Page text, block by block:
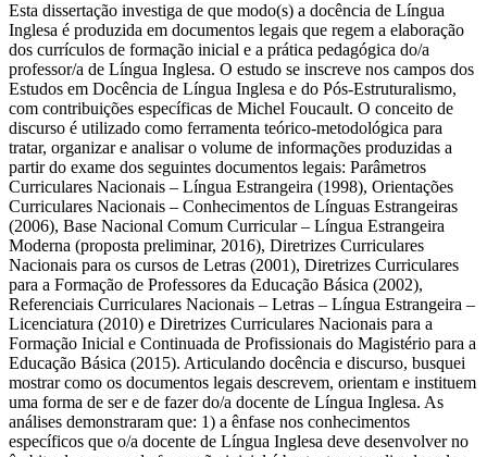
Esta dissertação investiga de que modo(s) a docência de Língua
Inglesa é produzida em documentos legais que regem a elaboração
dos currículos de formação inicial e a prática pedagógica do/a
professor/a de Língua Inglesa. O estudo se inscreve nos campos dos
Estudos em Docência de Língua Inglesa e do Pós-Estruturalismo,
com contribuições específicas de Michel Foucault. O conceito de
discurso é utilizado como ferramenta teórico-metodológica para
tratar, organizar e analisar o volume de informações produzidas a
partir do exame dos seguintes documentos legais: Parâmetros
Curriculares Nacionais – Língua Estrangeira (1998), Orientações
Curriculares Nacionais – Conhecimentos de Línguas Estrangeiras
(2006), Base Nacional Comum Curricular – Língua Estrangeira
Moderna (proposta preliminar, 2016), Diretrizes Curriculares
Nacionais para os cursos de Letras (2001), Diretrizes Curriculares
para a Formação de Professores da Educação Básica (2002),
Referenciais Curriculares Nacionais – Letras – Língua Estrangeira –
Licenciatura (2010) e Diretrizes Curriculares Nacionais para a
Formação Inicial e Continuada de Profissionais do Magistério para a
Educação Básica (2015). Articulando docência e discurso, busquei
mostrar como os documentos legais descrevem, orientam e instituem
uma forma de ser e de fazer do/a docente de Língua Inglesa. As
análises demonstraram que: 1) a ênfase nos conhecimentos
específicos que o/a docente de Língua Inglesa deve desenvolver no